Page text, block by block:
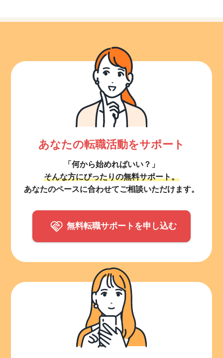
あなたの転職活動をサポート
「何から始めればいい？」
そんな方にぴったりの無料サポート。
あなたのペースに合わせてご相談いただけます。
無料転職サポートを申し込む